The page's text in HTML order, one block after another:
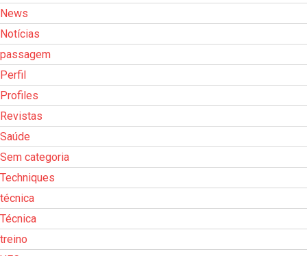
News
Notícias
passagem
Perfil
Profiles
Revistas
Saúde
Sem categoria
Techniques
técnica
Técnica
treino